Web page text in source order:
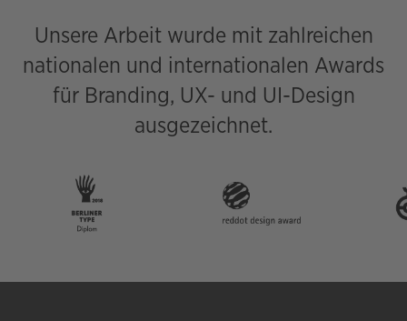
Unsere Arbeit wurde mit zahlreichen
nationalen und internationalen Awards
für Branding, UX- und UI-Design
ausgezeichnet.